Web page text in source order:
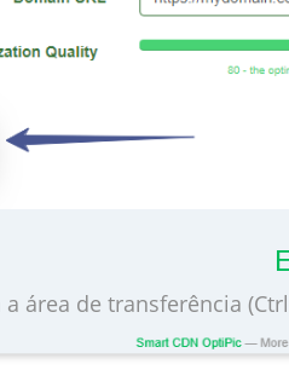
área de transferência (Ctrl